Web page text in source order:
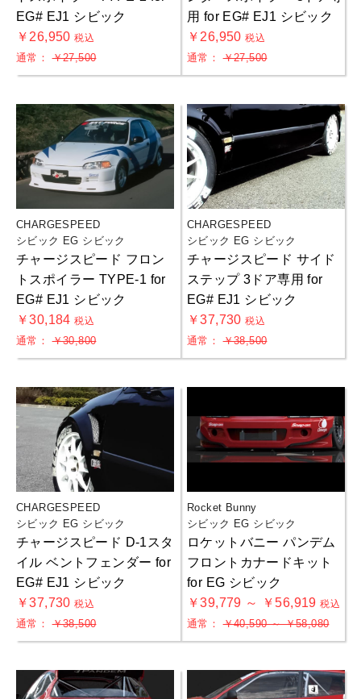
EG# EJ1 シビック
￥26,950税込
通常：￥27,500
用 for EG# EJ1 シビック
￥26,950税込
通常：￥27,500
CHARGESPEED
シビック EG シビック
チャージスピード フロン
トスポイラー TYPE-1 for
EG# EJ1 シビック
￥30,184税込
通常：￥30,800
CHARGESPEED
シビック EG シビック
チャージスピード サイド
ステップ 3ドア専用 for
EG# EJ1 シビック
￥37,730税込
通常：￥38,500
CHARGESPEED
シビック EG シビック
チャージスピード D-1スタ
イル ベントフェンダー for
EG# EJ1 シビック
￥37,730税込
通常：￥38,500
Rocket Bunny
シビック EG シビック
ロケットバニー パンデム
フロントカナードキット
for EG シビック
￥39,779 ～ ￥56,919税込
通常：￥40,590 ～ ￥58,080